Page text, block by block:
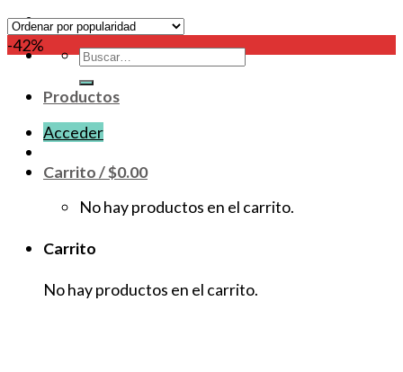
Buscar
Productos
Acceder
Carrito /$0.00
No hay productos en el carrito.
Carrito
No hay productos en el carrito.
-42%